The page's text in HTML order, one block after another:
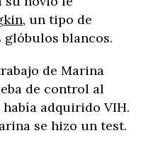
, un tipo de
glóbulos blancos.
de Marina
de control al
adquirido VIH.
se hizo un test.